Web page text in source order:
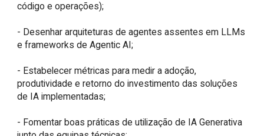
código e operações);
- Desenhar arquiteturas de agentes assentes em LLMs
e frameworks de Agentic AI;
- Estabelecer métricas para medir a adoção,
produtividade e retorno do investimento das soluções
de IA implementadas;
- Fomentar boas práticas de utilização de IA Generativa